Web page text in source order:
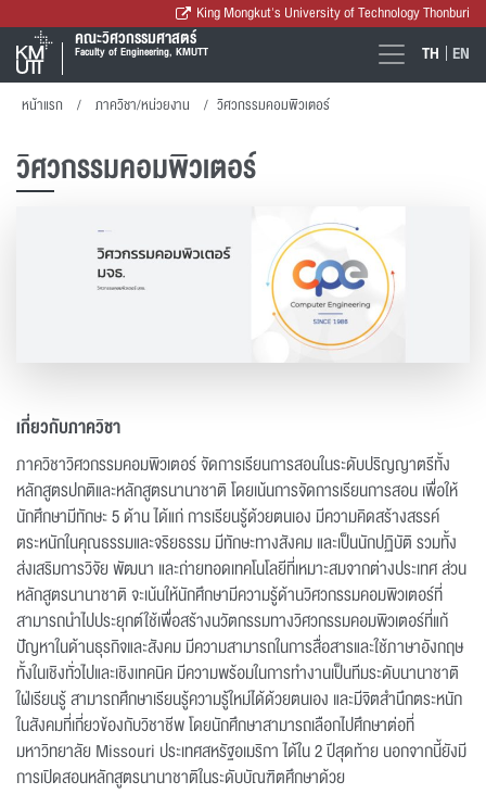
King Mongkut's University of Technology Thonburi
คณะวิศวกรรมศาสตร์
Faculty of Engineering, KMUTT TH EN
หน้าแรก ภาควิชา/หน่วยงาน วิศวกรรมคอมพิวเตอร์
วิศวกรรมคอมพิวเตอร์
เกี่ยวกับภาควิชา
ภาควิชาวิศวกรรมคอมพิวเตอร์ จัดการเรียนการสอนในระดับปริญญาตรีทั้ง
หลักสูตรปกติและหลักสูตรนานาชาติ โดยเน้นการจัดการเรียนการสอน เพื่อให้
นักศึกษามีทักษะ 5 ด้าน ได้แก่ การเรียนรู้ด้วยตนเอง มีความคิดสร้างสรรค์
ตระหนักในคุณธรรมและจริยธรรม มีทักษะทางสังคม และเป็นนักปฏิบัติ รวมทั้ง
ส่งเสริมการวิจัย พัฒนา และถ่ายทอดเทคโนโลยีที่เหมาะสมจากต่างประเทศ ส่วน
หลักสูตรนานาชาติ จะเน้นให้นักศึกษามีความรู้ด้านวิศวกรรมคอมพิวเตอร์ที่
สามารถนำไปประยุกต์ใช้เพื่อสร้างนวัตกรรมทางวิศวกรรมคอมพิวเตอร์ที่แก้
ปัญหาในด้านธุรกิจและสังคม มีความสามารถในการสื่อสารและใช้ภาษาอังกฤษ
ทั้งในเชิงทั่วไปและเชิงเทคนิค มีความพร้อมในการทำงานเป็นทีมระดับนานาชาติ
ใฝ่เรียนรู้ สามารถศึกษาเรียนรู้ความรู้ใหม่ได้ด้วยตนเอง และมีจิตสำนึกตระหนัก
ในสังคมที่เกี่ยวข้องกับวิชาชีพ โดยนักศึกษาสามารถเลือกไปศึกษาต่อที่
มหาวิทยาลัย Missouri ประเทศสหรัฐอเมริกา ได้ใน 2 ปีสุดท้าย นอกจากนี้ยังมี
การเปิดสอนหลักสูตรนานาชาติในระดับบัณฑิตศึกษาด้วย